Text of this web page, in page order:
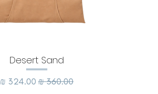
Desert Sand
מחיר רגיל מחיר מבצע